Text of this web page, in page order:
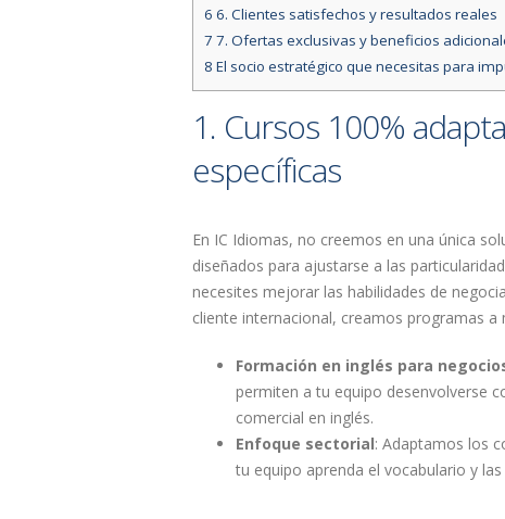
6 6. Clientes satisfechos y resultados reales
7 7. Ofertas exclusivas y beneficios
8 El socio estratégico que necesitas para
1. Cursos 100%
específicas
En IC Idiomas, no creemos en una única
diseñados para ajustarse a las
necesites mejorar las habilidades de
cliente internacional, creamos programas a
Formación en inglés para
permiten a tu equipo desenvolverse
comercial en inglés.
Enfoque sectorial: Adaptamos los
tu equipo aprenda el vocabulario y